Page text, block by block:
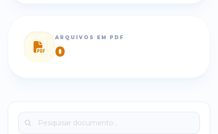
ARQUIVOS EM PDF
0